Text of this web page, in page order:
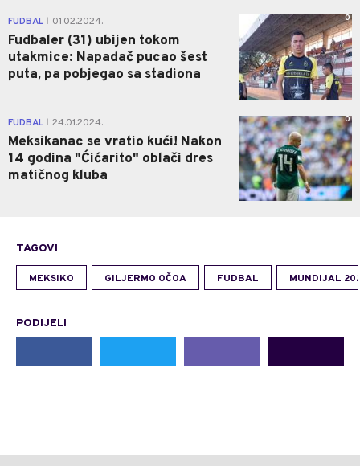
FUDBAL 01.02.2024.
Fudbaler (31) ubijen tokom
utakmice: Napadač pucao šest
puta, pa pobjegao sa stadiona
0
FUDBAL 24.01.2024.
Meksikanac se vratio kući! Nakon
14 godina "Ćićarito" oblači dres
matičnog kluba
0
TAGOVI
MEKSIKO GILJERMO OČOA FUDBAL MUNDIJAL
PODIJELI